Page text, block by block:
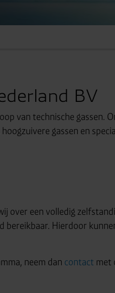
BV
van technische gassen.
gassen en
over een volledig
Hierdoor
neem dan contact met